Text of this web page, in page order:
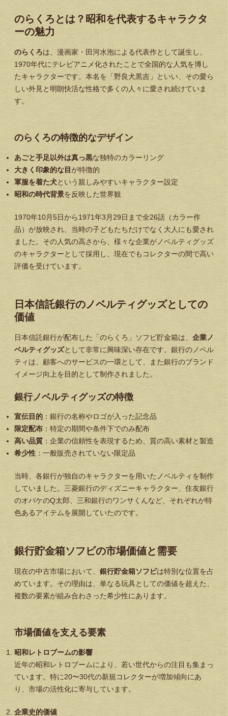
のらくろとは？昭和を代表するキャラクタ
ーの魅力
のらくろは、漫画家・田河水泡による代表作として誕生し、
1970年代にテレビアニメ化されたことで全国的な人気を博し
たキャラクターです。本名を「野良犬黒吉」といい、その愛ら
しい外見と明朗快活な性格で多くの人々に愛され続けていま
す。
のらくろの特徴的なデザイン
あごと手足以外は真っ黒な独特のカラーリング
大きく印象的な目が特徴的
軍服を着た犬という親しみやすいキャラクター設定
昭和の時代背景を反映した世界観
1970年10月5日から1971年3月29日まで全26話（カラー作
品）が放映され、当時の子どもたちだけでなく大人にも愛され
ました。その人気の高さから、様々な企業がノベルティグッズ
のキャラクターとして採用し、現在でもコレクターの間で高い
評価を受けています。
日本信託銀行のノベルティグッズとしての
価値
日本信託銀行が配布した「のらくろ」ソフビ貯金箱は、 企業ノ
ベルティグッズとして非常に興味深い存在です。銀行のノベル
ティは、顧客へのサービスの一環として、また銀行のブランド
イメージ向上を目的として制作されました。
銀行ノベルティグッズの特徴
宣伝目的 ：銀行の名称やロゴが入った記念品
限定配布 ：特定の期間や条件下でのみ配布
高い品質 ：企業の信頼性を表現するため、質の高い素材と製造
希少性 ：一般販売されていない限定品
当時、各銀行が独自のキャラクターを用いたノベルティを制作
していました。三菱銀行のディズニーキャラクター、住友銀行
のオバケのQ太郎、三和銀行のワンサくんなど、それぞれが特
色あるアイテムを展開していたのです。
銀行貯金箱ソフビの市場価値と需要
現在の中古市場において、 銀行貯金箱ソフビは特別な位置を占
めています。その理由は、単なる玩具としての価値を超えた、
複数の要素が組み合わさった希少性にあります。
市場価値を支える要素
昭和レトロブームの影響
近年の昭和レトロブームにより、若い世代からの注目も集まっ
ています。特に20〜30代の新規コレクターが増加傾向にあ
り、市場の活性化に寄与しています。
企業史的価値